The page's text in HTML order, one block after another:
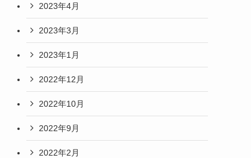
2023年4月
2023年3月
2023年1月
2022年12月
2022年10月
2022年9月
2022年2月